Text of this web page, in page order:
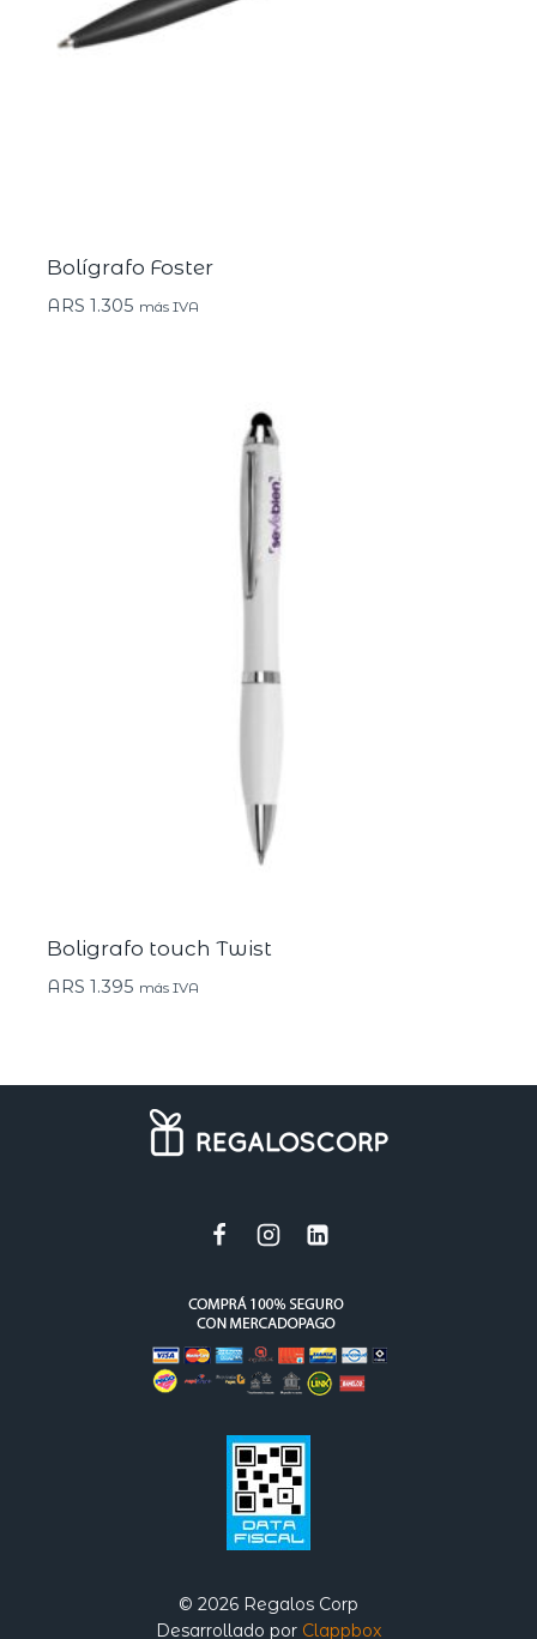
Bolígrafo Foster
ARS 1.305 más IVA
Boligrafo touch Twist
ARS 1.395 más IVA
© 2026 Regalos Corp
Desarrollado por Clappbox